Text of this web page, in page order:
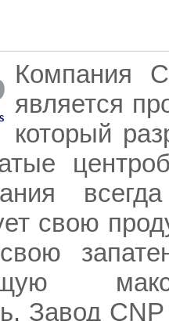
Компания
является
который
свою
Завод